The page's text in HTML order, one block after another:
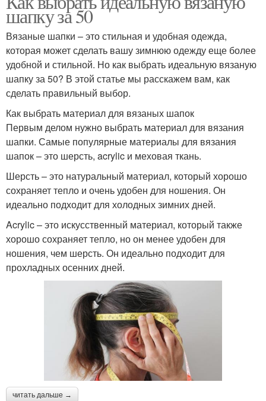
шапку за 50
Вязаные шапки – это стильная и удобная одежда,
которая может сделать вашу зимнюю одежду еще более
удобной и стильной. Но как выбрать идеальную вязаную
шапку за 50? В этой статье мы расскажем вам, как
сделать правильный выбор.
Как выбрать материал для вязаных шапок
Первым делом нужно выбрать материал для вязания
шапки. Самые популярные материалы для вязания
шапок – это шерсть, acrylic и меховая ткань.
Шерсть – это натуральный материал, который хорошо
сохраняет тепло и очень удобен для ношения. Он
идеально подходит для холодных зимних дней.
Acrylic – это искусственный материал, который также
хорошо сохраняет тепло, но он менее удобен для
ношения, чем шерсть. Он идеально подходит для
прохладных осенних дней.
читать дальше →